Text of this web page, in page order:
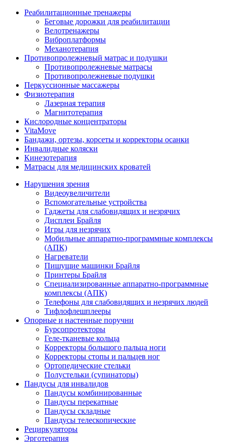
Реабилитационные тренажеры
Беговые дорожки для реабилитации
Велотренажеры
Виброплатформы
Механотерапия
Противопролежневый матрас и подушки
Противопролежневые матрасы
Противопролежневые подушки
Перкуссионные массажеры
Физиотерапия
Лазерная терапия
Магнитотерапия
Кислородные концентраторы
VitaMove
Бандажи, ортезы, корсеты и корректоры осанки
Инвалидные коляски
Кинезотерапия
Матрасы для медицинских кроватей
Нарушения зрения
Видеоувеличители
Вспомогательные устройства
Гаджеты для слабовидящих и незрячих
Дисплеи Брайля
Игры для незрячих
Мобильные аппаратно-программные комплексы
(АПК)
Нагреватели
Пишущие машинки Брайля
Принтеры Брайля
Специализированные аппаратно-программные
комплексы (АПК)
Телефоны для слабовидящих и незрячих людей
Тифлофлешплееры
Опорные и настенные поручни
Бурсопротекторы
Геле-тканевые кольца
Корректоры большого пальца ноги
Корректоры стопы и пальцев ног
Ортопедические стельки
Полустельки (супинаторы)
Пандусы для инвалидов
Пандусы комбинированные
Пандусы перекатные
Пандусы складные
Пандусы телескопические
Рециркуляторы
Эрготерапия